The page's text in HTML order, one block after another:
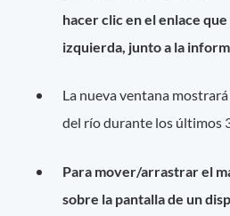
hacer clic en el enlace
izquierda, junto a la
La nueva ventana
del río durante los últimos
Para mover/arrastrar el
sobre la pantalla de un